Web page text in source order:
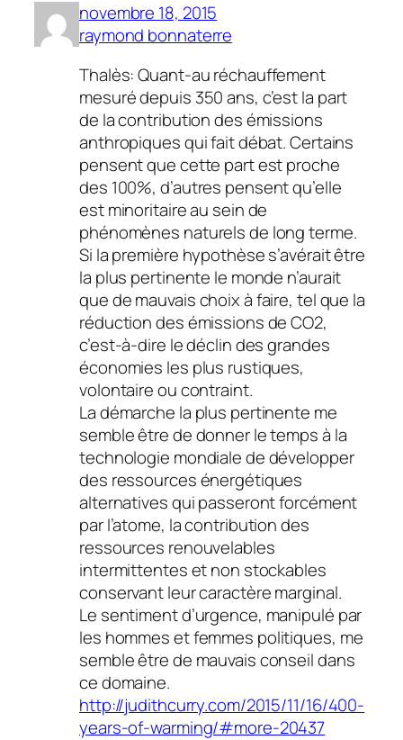
novembre 18, 2015
raymond bonnaterre
Thalès: Quant-au réchauffement
mesuré depuis 350 ans, c’est la part
de la contribution des émissions
anthropiques qui fait débat. Certains
pensent que cette part est proche
des 100%, d’autres pensent qu’elle
est minoritaire au sein de
phénomènes naturels de long terme.
Si la première hypothèse s’avérait être
la plus pertinente le monde n’aurait
que de mauvais choix à faire, tel que la
réduction des émissions de CO2,
c’est-à-dire le déclin des grandes
économies les plus rustiques,
volontaire ou contraint.
La démarche la plus pertinente me
semble être de donner le temps à la
technologie mondiale de développer
des ressources énergétiques
alternatives qui passeront forcément
par l’atome, la contribution des
ressources renouvelables
intermittentes et non stockables
conservant leur caractère marginal.
Le sentiment d’urgence, manipulé par
les hommes et femmes politiques, me
semble être de mauvais conseil dans
ce domaine.
http://judithcurry.com/2015/11/16/400-
years-of-warming/#more-20437